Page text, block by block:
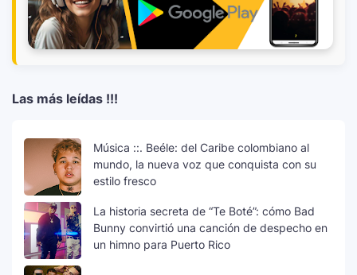
Las más leídas !!!
Música ::. Beéle: del Caribe colombiano al
mundo, la nueva voz que conquista con su
estilo fresco
La historia secreta de “Te Boté”: cómo Bad
Bunny convirtió una canción de despecho en
un himno para Puerto Rico